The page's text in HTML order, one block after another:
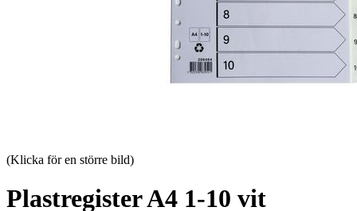
(Klicka för en större bild)
Plastregister A4 1-10 vit